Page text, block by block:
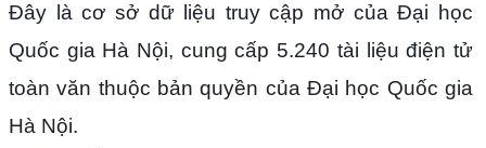
Đây là cơ sở dữ liệu truy cập mở của Đại học
Quốc gia Hà Nội, cung cấp 5.240 tài liệu điện tử
toàn văn thuộc bản quyền của Đại học Quốc gia
Hà Nội.